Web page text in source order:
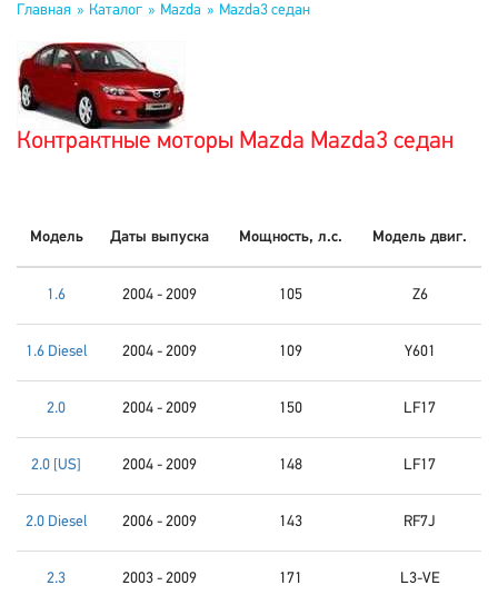
Главная Каталог Mazda Mazda3 седан
Контрактные моторы Mazda Mazda3 седан
Модель Даты выпуска Мощность, л.с. Модель двиг.
1.6 2004 - 2009 105 Z6
1.6 Diesel 2004 - 2009 109 Y601
2.0 2004 - 2009 150 LF17
2.0 [US] 2004 - 2009 148 LF17
2.0 Diesel 2006 - 2009 143 RF7J
2.3 2003 - 2009 171 L3-VE